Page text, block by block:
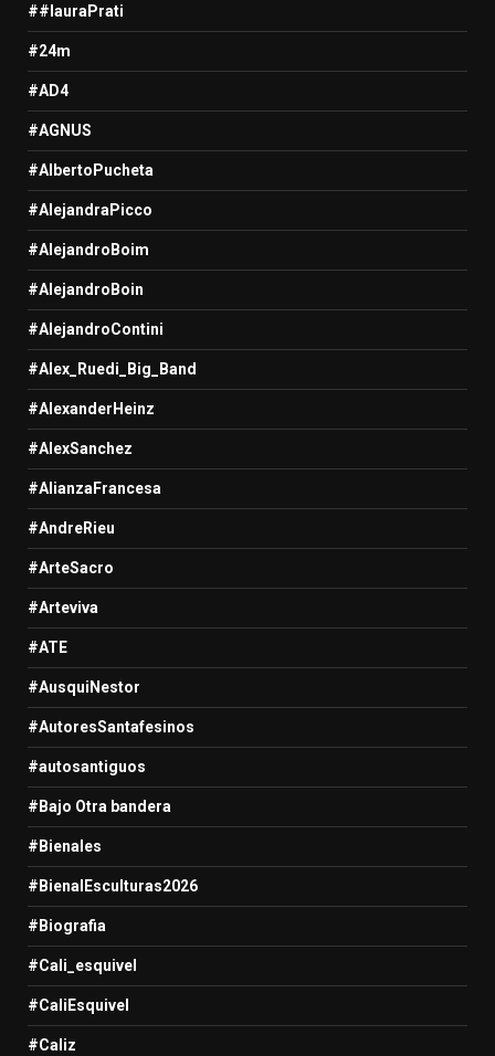
##lauraPrati
#24m
#AD4
#AGNUS
#AlbertoPucheta
#AlejandraPicco
#AlejandroBoim
#AlejandroBoin
#AlejandroContini
#Alex_Ruedi_Big_Band
#AlexanderHeinz
#AlexSanchez
#AlianzaFrancesa
#AndreRieu
#ArteSacro
#Arteviva
#ATE
#AusquiNestor
#AutoresSantafesinos
#autosantiguos
#Bajo Otra bandera
#Bienales
#BienalEsculturas2026
#Biografia
#Cali_esquivel
#CaliEsquivel
#Caliz